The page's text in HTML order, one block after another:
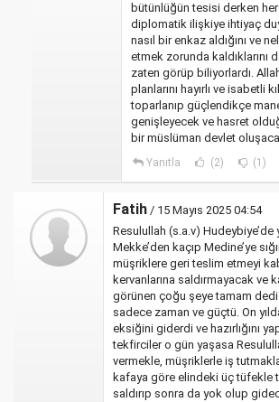
bütünlüğün tesisi derken
diplomatik ilişkiye ihtiyaç
nasıl bir enkaz aldığını ve
etmek zorunda kaldıklarını
zaten görüp biliyorlardı.
planlarını hayırlı ve isabetli
toparlanıp güçlendikçe
genişleyecek ve hasret
bir müslüman devlet
Yanıtla (2) (1)
Fatih / 15 Mayıs 2025 04:54
Resulullah (s.a.v) Hudeybiye’de
Mekke’den kaçıp Medine’ye
müşriklere geri teslim etmeyi
kervanlarına saldırmayacak ve
görünen çoğu şeye tamam
sadece zaman ve güçtü. On
eksiğini giderdi ve hazırlığını
tekfirciler o gün yaşasa
vermekle, müşriklerle iş
kafaya göre elindeki üç tüfekle
saldırıp sonra da yok olup